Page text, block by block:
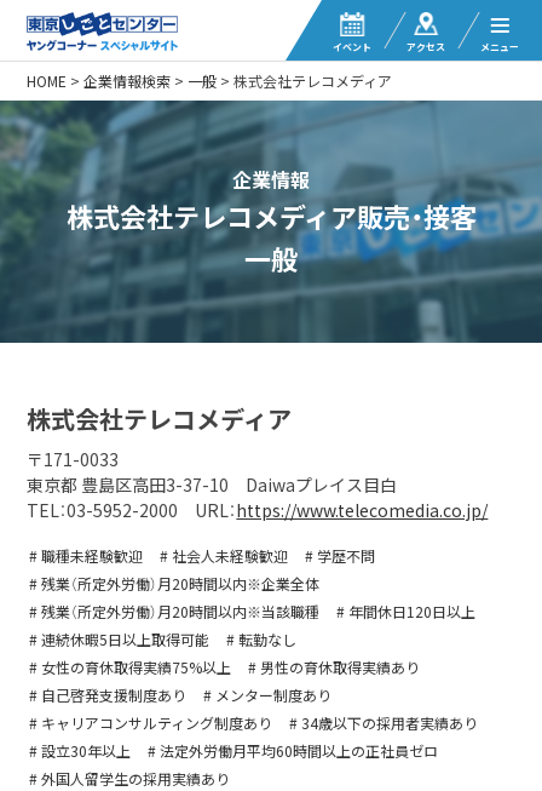
イベント アクセス メニュー
HOME >企業情報検索 > 一般 >株式会社テレコメディア
企業情報
株式会社テレコメディア販売・接客
一般
株式会社テレコメディア
〒171-0033
東京都 豊島区高田3-37-10 Daiwaプレイス目白
TEL：03-5952-2000 URL：https://www.telecomedia.co.jp/
# 職種未経験歓迎 # 社会人未経験歓迎
# 学歴不問
# 残業（所定外労働）月20時間以内※企業全体
# 残業（所定外労働）月20時間以内※当該職種
# 年間休日120日以上
# 連続休暇5日以上取得可能
# 転勤なし
# 女性の育休取得実績75%以上
# 男性の育休取得実績あり
# 自己啓発支援制度あり
# メンター制度あり
# キャリアコンサルティング制度あり
# 34歳以下の採用者実績あり
# 設立30年以上
# 法定外労働月平均60時間以上の正社員ゼロ
# 外国人留学生の採用実績あり